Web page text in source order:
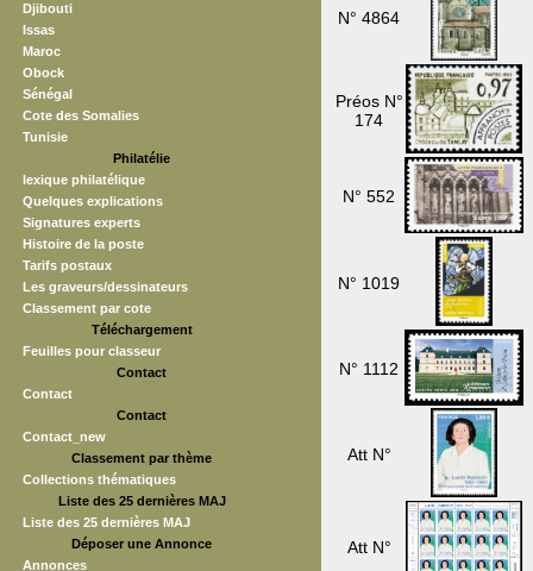
Djibouti
Issas
Maroc
Obock
Sénégal
Cote des Somalies
Tunisie
Philatélie
lexique philatélique
Quelques explications
Signatures experts
Histoire de la poste
Tarifs postaux
Les graveurs/dessinateurs
Classement par cote
Téléchargement
Feuilles pour classeur
Contact
Contact
Contact
Contact_new
Classement par thème
Collections thématiques
Liste des 25 dernières MAJ
Liste des 25 dernières MAJ
Déposer une Annonce
Annonces
N° 4864
Préos N°
174
N° 552
N° 1019
N° 1112
Att N°
Att N°